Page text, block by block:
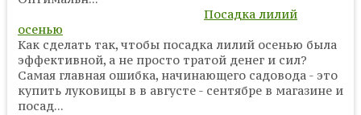
Посадка лилий
осенью
Как сделать так, чтобы посадка лилий осенью была
эффективной, а не просто тратой денег и сил?
Самая главная ошибка, начинающего садовода - это
купить луковицы в в августе - сентябре в магазине и
посад...